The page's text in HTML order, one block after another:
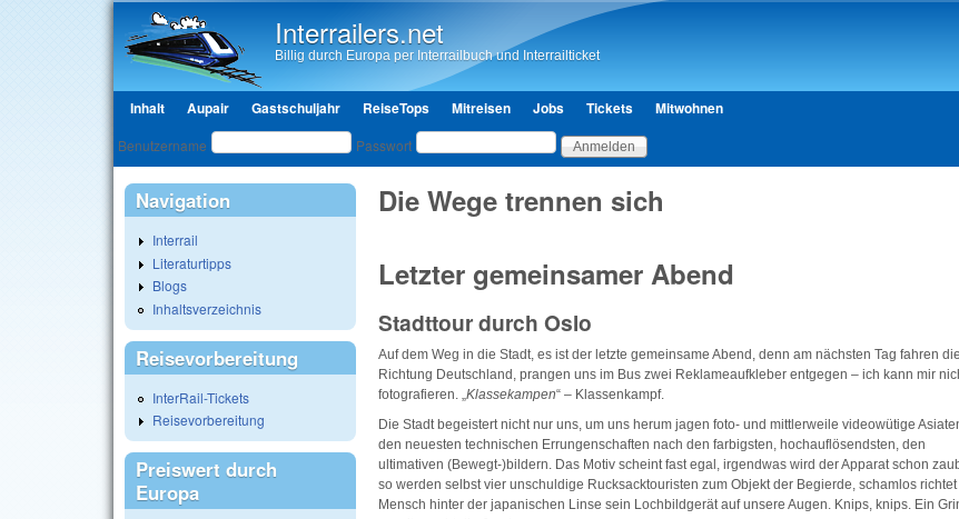
Interrailers.net
Billig durch Europa per Interrailbuch und Interrailticket
Hauptmenü
Inhalt Aupair Gastschuljahr ReiseTops Mitreisen Jobs Tickets Mitwohnen
Benutzeranmeldung
Benutzername Passwort
Die Wege trennen sich
Letzter gemeinsamer Abend
Stadttour durch Oslo
Auf dem Weg in die Stadt, es ist der letzte gemeinsame Abend, denn am nächsten Tag fahren
Richtung Deutschland, prangen uns im Bus zwei Reklameaufkleber entgegen – ich kann mir
fotografieren. „ Klassekampen“ – Klassenkampf.
Die Stadt begeistert nicht nur uns, um uns herum jagen foto- und mittlerweile videowütige
den neuesten technischen Errungenschaften nach den farbigsten, hochauflösendsten, den
ultimativen (Bewegt-)bildern. Das Motiv scheint fast egal, irgendwas wird der Apparat schon
so werden selbst vier unschuldige Rucksacktouristen zum Objekt der Begierde, schamlos
Mensch hinter der japanischen Linse sein Lochbildgerät auf unsere Augen. Knips, knips. Ein
Navigation
Interrail
Literaturtipps
Blogs
Inhaltsverzeichnis
Reisevorbereitung
InterRail-Tickets
Reisevorbereitung
Preiswert durch
Europa